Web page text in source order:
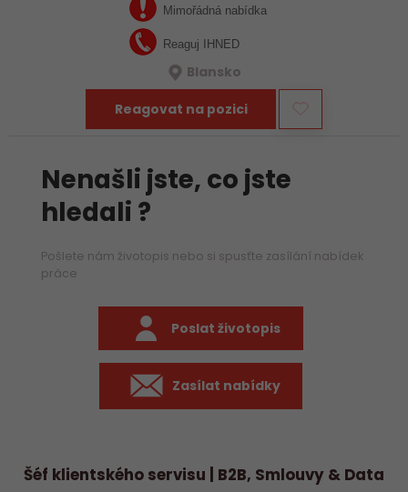
dle tvých časových možností. Mzda…
Mimořádná nabídka
Reaguj IHNED
Blansko
Reagovat na pozici
Nenašli jste, co jste
hledali ?
Pošlete nám životopis nebo si spusťte zasílání nabídek
práce
Poslat životopis
Zasílat nabídky
Šéf klientského servisu | B2B, Smlouvy & Data